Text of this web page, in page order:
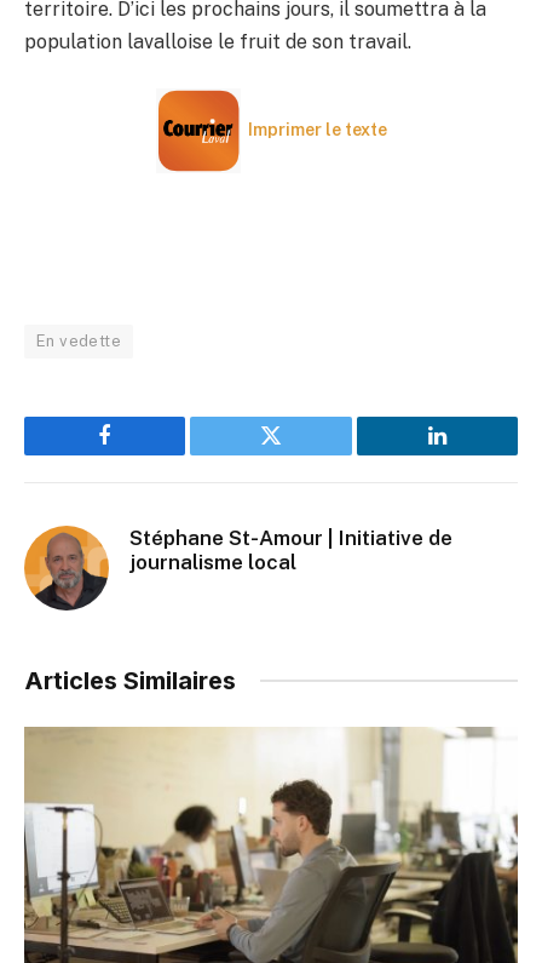
territoire. D’ici les prochains jours, il soumettra à la
population lavalloise le fruit de son travail.
Imprimer le texte
En vedette
Facebook Twitter LinkedIn
Stéphane St-Amour | Initiative de
journalisme local
Articles Similaires